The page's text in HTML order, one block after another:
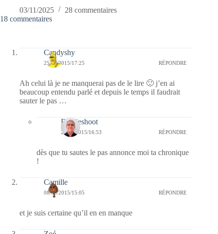
03/11/2025
28 commentaires
18 commentaires
Candyshy
25/08/2015/17:25 RÉPONDRE
Ah celui là je ne manquerai pas de le lire 🙂 j’en ai
beaucoup entendu parlé et depuis le temps il faudrait
sauter le pas …
Bernieshoot
26/08/2015/16:53 RÉPONDRE
dès que tu sautes le pas annonce moi ta chronique
!
Camille
08/08/2015/15:05 RÉPONDRE
et je suis certaine qu’il en en manque